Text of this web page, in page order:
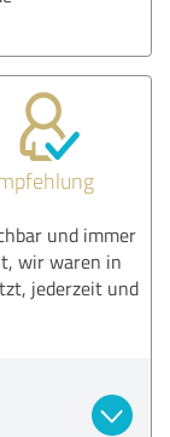
und immer
wir waren in
jederzeit und